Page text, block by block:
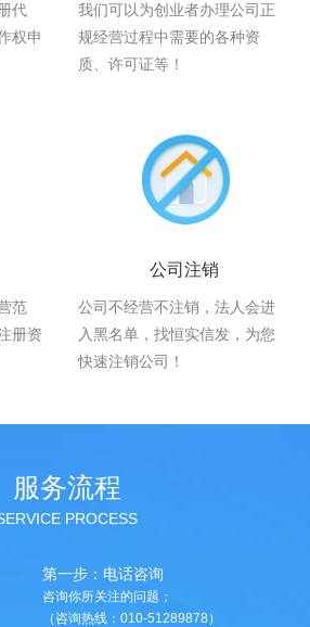
代
权申
我们可以为创业者办理公司正
规经营过程中需要的各种资
质、许可证等！
范
册资
公司注销
公司不经营不注销，法人会进
入黑名单，找恒实信发，为您
快速注销公司！
服务流程
PROCESS
第一步：电话咨询
咨询你所关注的问题；
（咨询热线：010-51289878）